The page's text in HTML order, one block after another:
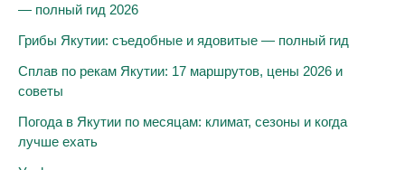
— полный гид 2026
Грибы Якутии: съедобные и ядовитые — полный гид
Сплав по рекам Якутии: 17 маршрутов, цены 2026 и
советы
Погода в Якутии по месяцам: климат, сезоны и когда
лучше ехать